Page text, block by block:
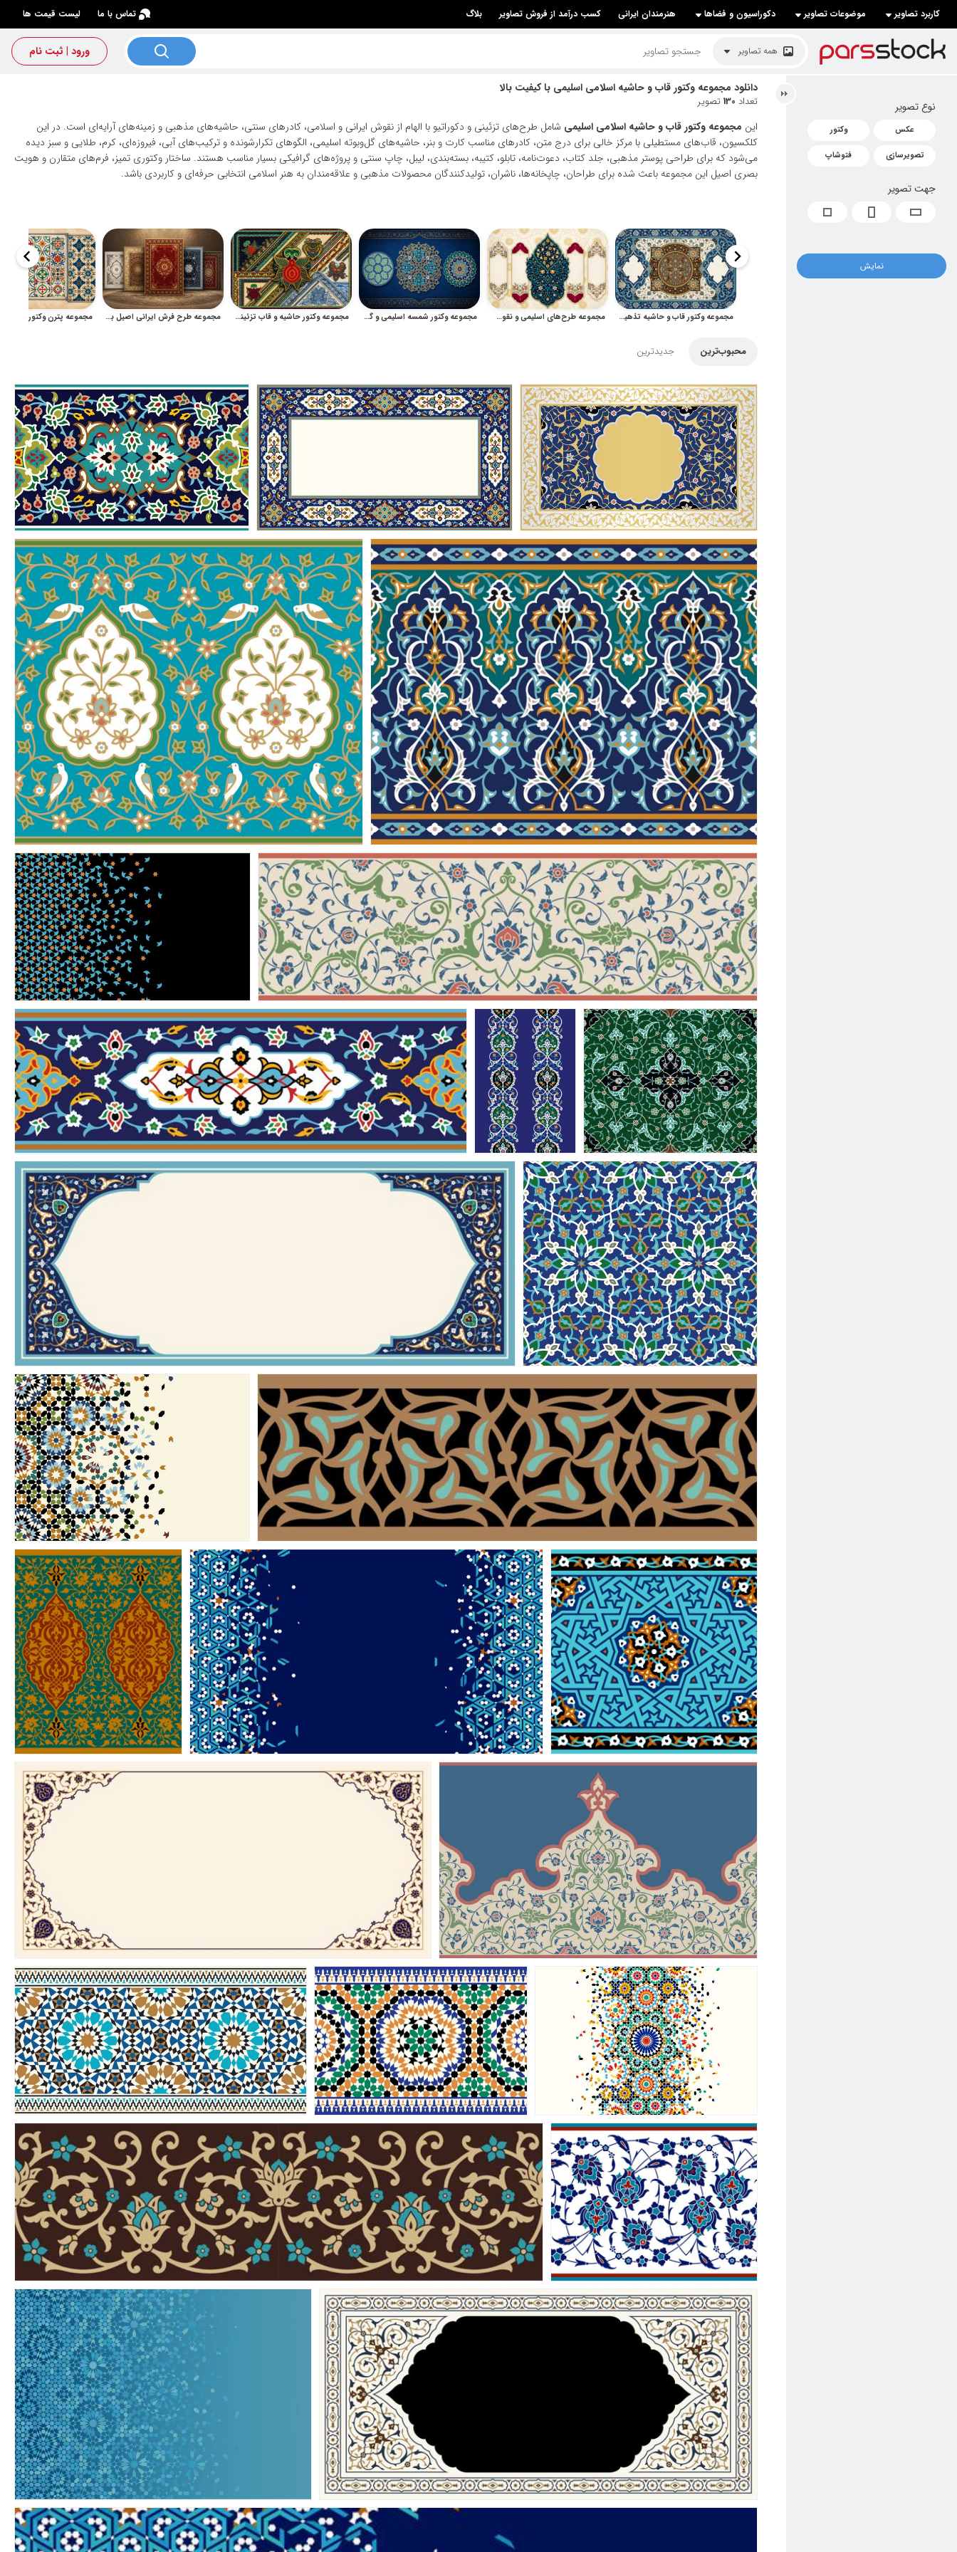
کاربرد تصاویر موضوعات تصاویر دکوراسیون و فضاها هنرمندان ایرانی کسب درآمد از فروش تصاویر بلاگ تماس با ما لیست قیمت ها
همه تصاویر ورود | ثبت نام
دانلود مجموعه وکتور قاب و حاشیه اسلامی اسلیمی با کیفیت بالا
تعداد 130تصویر
این مجموعه وکتور قاب و حاشیه اسلامی اسلیمی شامل طرح‌های تزئینی و دکوراتیو با الهام از نقوش ایرانی و اسلامی، کادرهای سنتی، حاشیه‌های مذهبی و زمینه‌های آرایه‌ای است. در این
کلکسیون، قاب‌های مستطیلی با مرکز خالی برای درج متن، کادرهای مناسب کارت و بنر، حاشیه‌های گل‌وبوته اسلیمی، الگوهای تکرارشونده و ترکیب‌های آبی، فیروزه‌ای، کرم، طلایی و سبز دیده
می‌شود که برای طراحی پوستر مذهبی، جلد کتاب، دعوت‌نامه، تابلو، کتیبه، بسته‌بندی، لیبل، چاپ سنتی و پروژه‌های گرافیکی بسیار مناسب هستند. ساختار وکتوری تمیز، فرم‌های متقارن و هویت
بصری اصیل این مجموعه باعث شده برای طراحان، چاپخانه‌ها، ناشران، تولیدکنندگان محصولات مذهبی و علاقه‌مندان به هنر اسلامی انتخابی حرفه‌ای و کاربردی باشد.
مجموعه وکتور قاب و حاشیه تذهیبی با نقوش ایرانی و اسلامی مجموعه طرح‌های اسلیمی و نقوش اسلامی برای کارت دعوت، بروشور و طراحی مذهبی مجموعه وکتور شمسه اسلیمی و گل دایره‌ای سنتی اسلامی مجموعه وکتور حاشیه و قاب تزئینی سنتی با طرح‌های گلدار و باندانا مجموعه طرح فرش ایرانی اصیل با قاب و ترنج کلاسیک
محبوب‌ترین جدیدترین
نوع تصویر
عکس وکتور
تصویرسازی فتوشاپ
جهت تصویر
نمایش
× لیست قیمت ها
موضوعات تصاویر
دکوراسیون و فضاها
هنرمندان ایرانی
کسب درآمد از فروش تصاویر
021 28428845
تماس با ما
بلاگ پارس استاک